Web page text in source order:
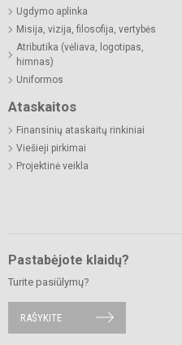
Ugdymo aplinka
Misija, vizija, filosofija, vertybės
Atributika (vėliava, logotipas,
himnas)
Uniformos
Ataskaitos
Finansinių ataskaitų rinkiniai
Viešieji pirkimai
Projektinė veikla
Pastabėjote klaidų?
Turite pasiūlymų?
RAŠYKITE